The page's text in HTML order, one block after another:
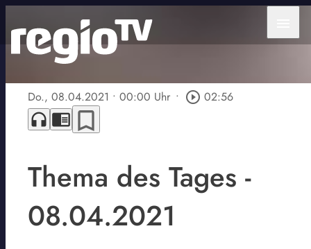
Do., 08.04.2021 • 00:00 Uhr • play_circle_outline 02:56
headphones chrome_reader_mode bookmark_border
Thema des Tages -
08.04.2021